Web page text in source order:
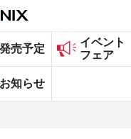
ュー
発売予定
イベント
フェア
お知らせ